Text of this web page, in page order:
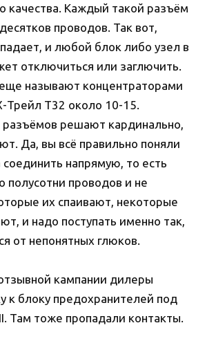
качества. Каждый такой разъём
проводов. Так вот,
и любой блок либо узел в
отключиться или заглючить.
называют концентраторами
Трейл Т32 около 10-15.
решают кардинально,
Да, вы всё правильно поняли
напрямую, то есть
полусотни проводов и не
их спаивают, некоторые
и надо поступать именно так,
от непонятных глюков.
кампании дилеры
к блоку предохранителей под
Там тоже пропадали контакты.